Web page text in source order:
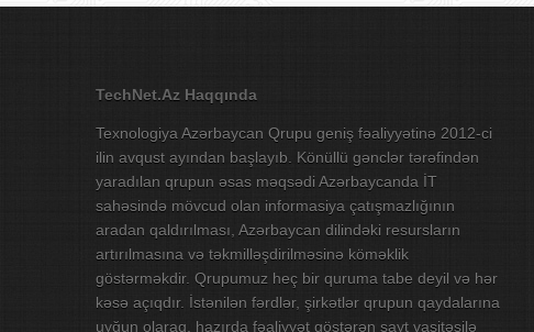
TechNet.Az Haqqında
Texnologiya Azərbaycan Qrupu geniş fəaliyyətinə 2012-ci
ilin avqust ayından başlayıb. Könüllü gənclər tərəfindən
yaradılan qrupun əsas məqsədi Azərbaycanda İT
sahəsində mövcud olan informasiya çatışmazlığının
aradan qaldırılması, Azərbaycan dilindəki resursların
artırılmasına və təkmilləşdirilməsinə köməklik
göstərməkdir. Qrupumuz heç bir quruma tabe deyil və hər
kəsə açıqdır. İstənilən fərdlər, şirkətlər qrupun qaydalarına
uyğun olaraq, hazırda fəaliyyət göstərən sayt vasitəsilə